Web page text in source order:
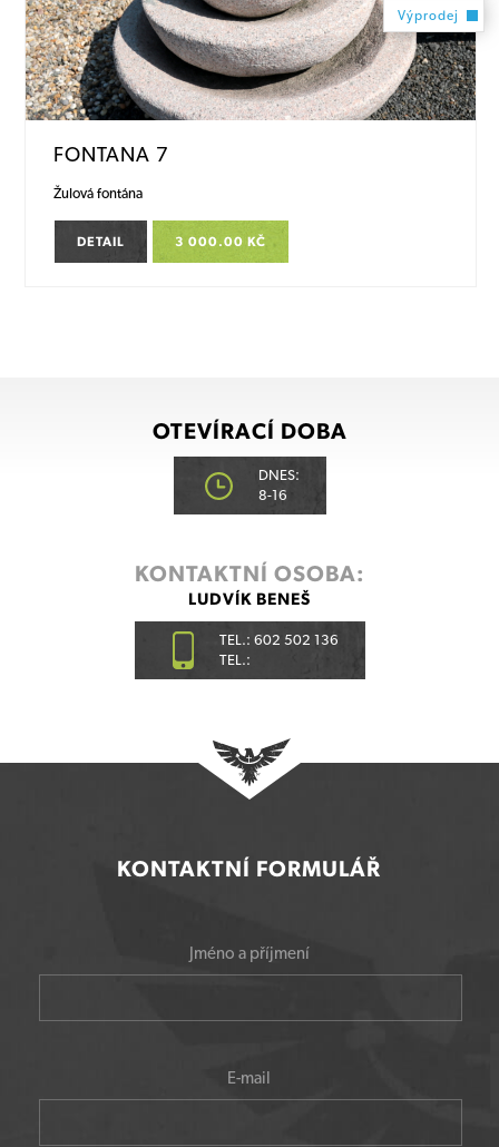
Výprodej
FONTANA 7
Žulová fontána
DETAIL 3 000.00 KČ
OTEVÍRACÍ DOBA
DNES:
8-16
KONTAKTNÍ OSOBA:
LUDVÍK BENEŠ
TEL.: 602 502 136
TEL.:
KONTAKTNÍ FORMULÁŘ
Jméno a příjmení
E-mail